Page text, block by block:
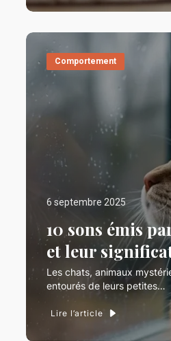
Comportement
6 septembre 2025
10 sons émis
et leur
Les chats, animaux
entourés de leurs petites…
Lire l’article